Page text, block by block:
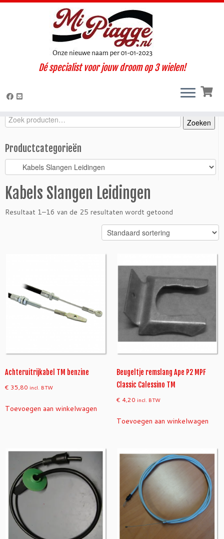
Dé specialist voor jouw droom op 3 wielen!
Onderdelen / accessoires » Ape P2 - P3 » Kabels Slangen
Zoeken
Zoeken
naar:
Zoeken
Productcategorieën
Kabels Slangen Leidingen
Resultaat 1–16 van de 25 resultaten wordt getoond
Achteruitrijkabel TM benzine
€ 35,80 incl. BTW
Toevoegen aan winkelwagen
Beugeltje remslang Ape P2 MPF
Classic Calessino TM
€ 4,20 incl. BTW
Toevoegen aan winkelwagen